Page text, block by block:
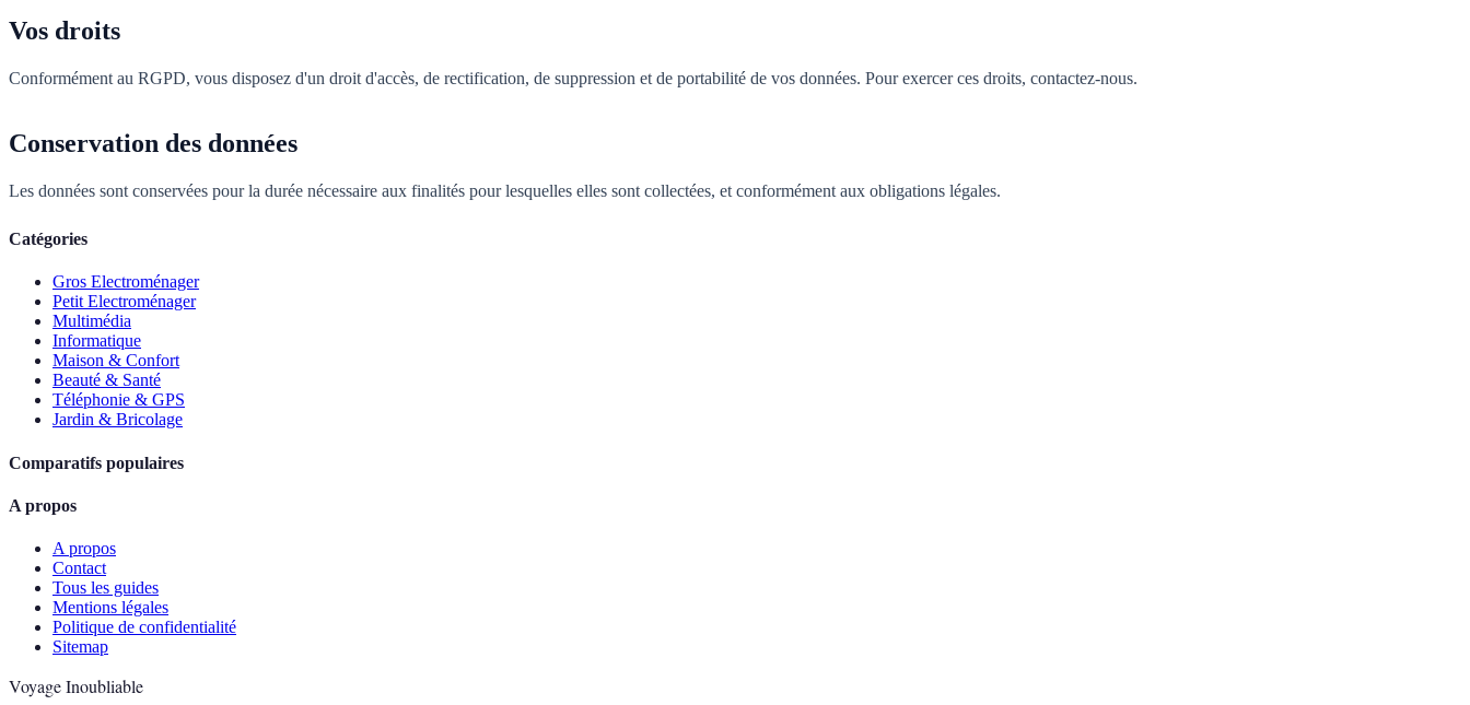
Vos droits
Conformément au RGPD, vous disposez d'un droit d'accès, de rectification, de suppression et de portabilité de vos données. Pour exercer ces droits, contactez-nous.
Conservation des données
Les données sont conservées pour la durée nécessaire aux finalités pour lesquelles elles sont collectées, et conformément aux obligations légales.
Catégories
Gros Electroménager
Petit Electroménager
Multimédia
Informatique
Maison & Confort
Beauté & Santé
Téléphonie & GPS
Jardin & Bricolage
Comparatifs populaires
A propos
A propos
Contact
Tous les guides
Mentions légales
Politique de confidentialité
Sitemap
Voyage Inoubliable